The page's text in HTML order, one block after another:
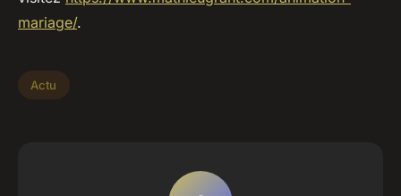
mariage/.
Actu